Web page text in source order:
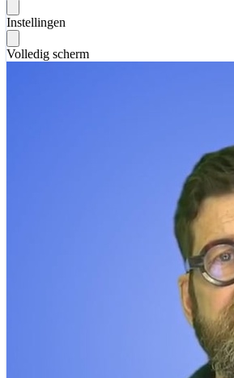
Instellingen
Volledig scherm